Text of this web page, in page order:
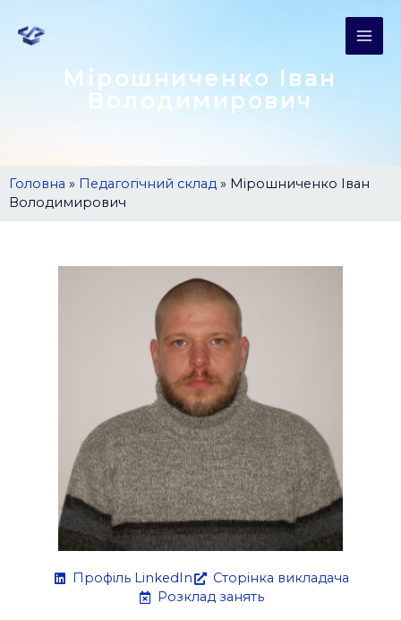
Мірошниченко Іван
Володимирович
Головна » Педагогічний склад » Мірошниченко Іван
Володимирович
Профіль LinkedIn
Сторінка викладача
Розклад занять